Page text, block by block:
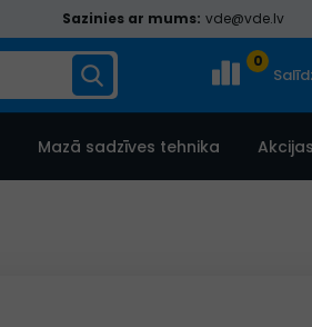
Sazinies ar mums: vde@vde.lv
0
Mazā sadzīves tehnika